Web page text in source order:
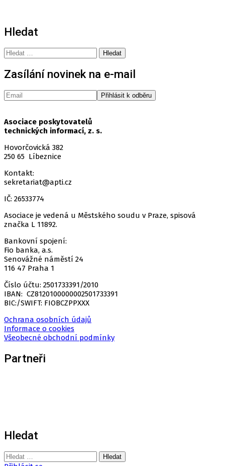
Hledat
Vyhledávání
Zasílání novinek na e-mail
Asociace poskytovatelů
technických informací, z. s.
Hovorčovická 382
250 65 Líbeznice
Kontakt:
sekretariat@apti.cz
IČ: 26533774
Asociace je vedená u Městského soudu v Praze, spisová
značka L 11892.
Bankovní spojení:
Fio banka, a.s.
Senovážné náměstí 24
116 47 Praha 1
Číslo účtu: 2501733391/2010
IBAN: CZ8120100000002501733391
BIC:/SWIFT: FIOBCZPPXXX
Ochrana osobních údajů
Informace o cookies
Všeobecné obchodní podmínky
Partneři
Hledat
Vyhledávání